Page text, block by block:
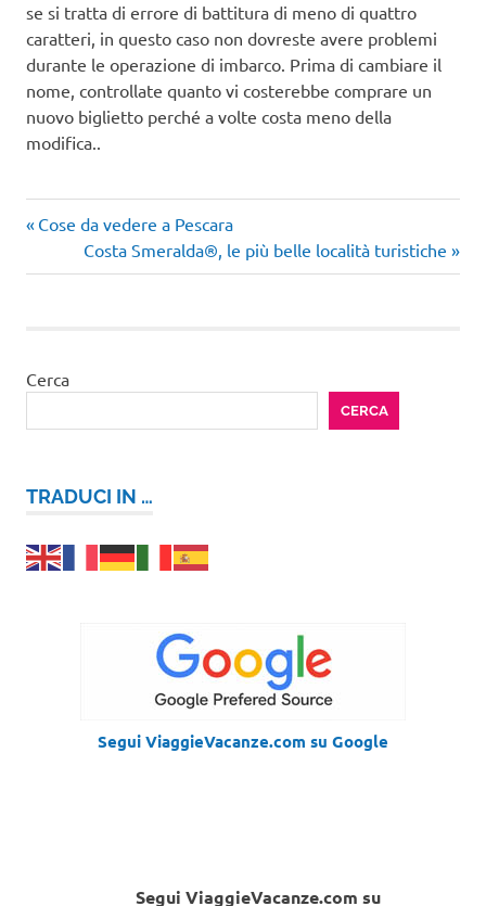
se si tratta di errore di battitura di meno di quattro
caratteri, in questo caso non dovreste avere problemi
durante le operazione di imbarco. Prima di cambiare il
nome, controllate quanto vi costerebbe comprare un
nuovo biglietto perché a volte costa meno della
modifica..
Navigazione
articoli
Articolo
precedente:
Cose da vedere a Pescara
Articolo
successivo:
Costa Smeralda®, le più belle località turistiche
Cerca
CERCA
TRADUCI IN …
Segui ViaggieVacanze.com su Google
Segui ViaggieVacanze.com su